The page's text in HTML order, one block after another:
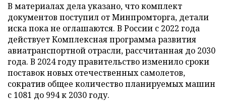
В материалах дела указано, что комплект
документов поступил от Минпромторга, детали
иска пока не оглашаются. В России с 2022 года
действует Комплексная программа развития
авиатранспортной отрасли, рассчитанная до 2030
года. В 2024 году правительство изменило сроки
поставок новых отечественных самолетов,
сократив общее количество планируемых машин
с 1081 до 994 к 2030 году.